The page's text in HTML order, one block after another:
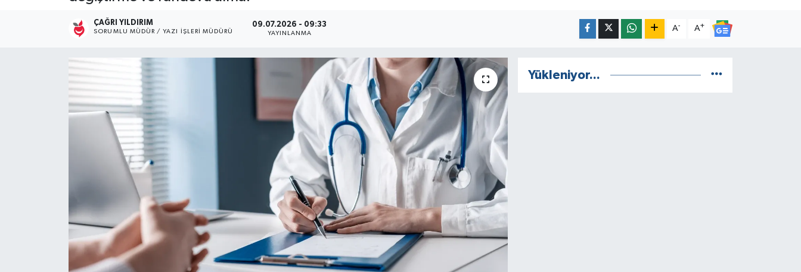
ÇAĞRI YILDIRIM
SORUMLU MÜDÜR / YAZI İŞLERI MÜDÜRÜ
09.07.2026 - 09:33
YAYINLANMA
A- A+
Yükleniyor...
Kültür Sanat
Politika